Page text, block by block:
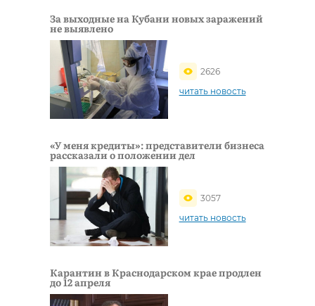
За выходные на Кубани новых заражений
не выявлено
2626
читать новость
«У меня кредиты»: представители бизнеса
рассказали о положении дел
3057
читать новость
Карантин в Краснодарском крае продлен
до 12 апреля